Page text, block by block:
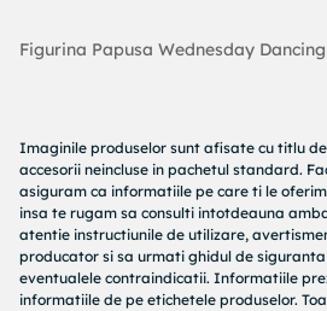
Figurina Papusa Wednesday
Imaginile produselor sunt afisate cu titlu
accesorii neincluse in pachetul standard.
asiguram ca informatiile pe care ti le
insa te rugam sa consulti intotdeauna
atentie instructiunile de utilizare,
producator si sa urmati ghidul de
eventualele contraindicatii. Informatiile
informatiile de pe etichetele produselor.